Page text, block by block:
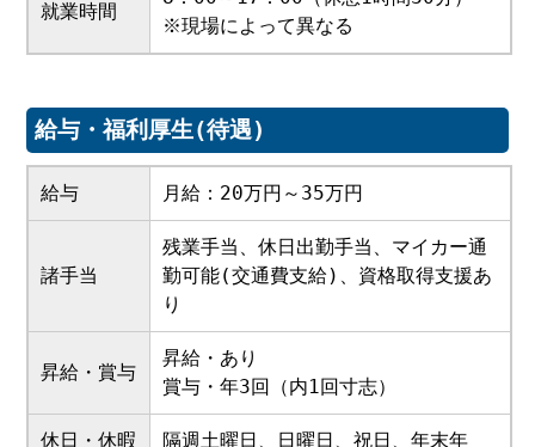
就業時間
※現場によって異なる
給与・福利厚生(待遇)
給与 月給：20万円～35万円
諸手当
残業手当、休日出勤手当、マイカー通
勤可能(交通費支給)、資格取得支援あ
り
昇給・賞与
昇給・あり
賞与・年3回（内1回寸志）
休日・休暇
隔週土曜日、日曜日、祝日、年末年